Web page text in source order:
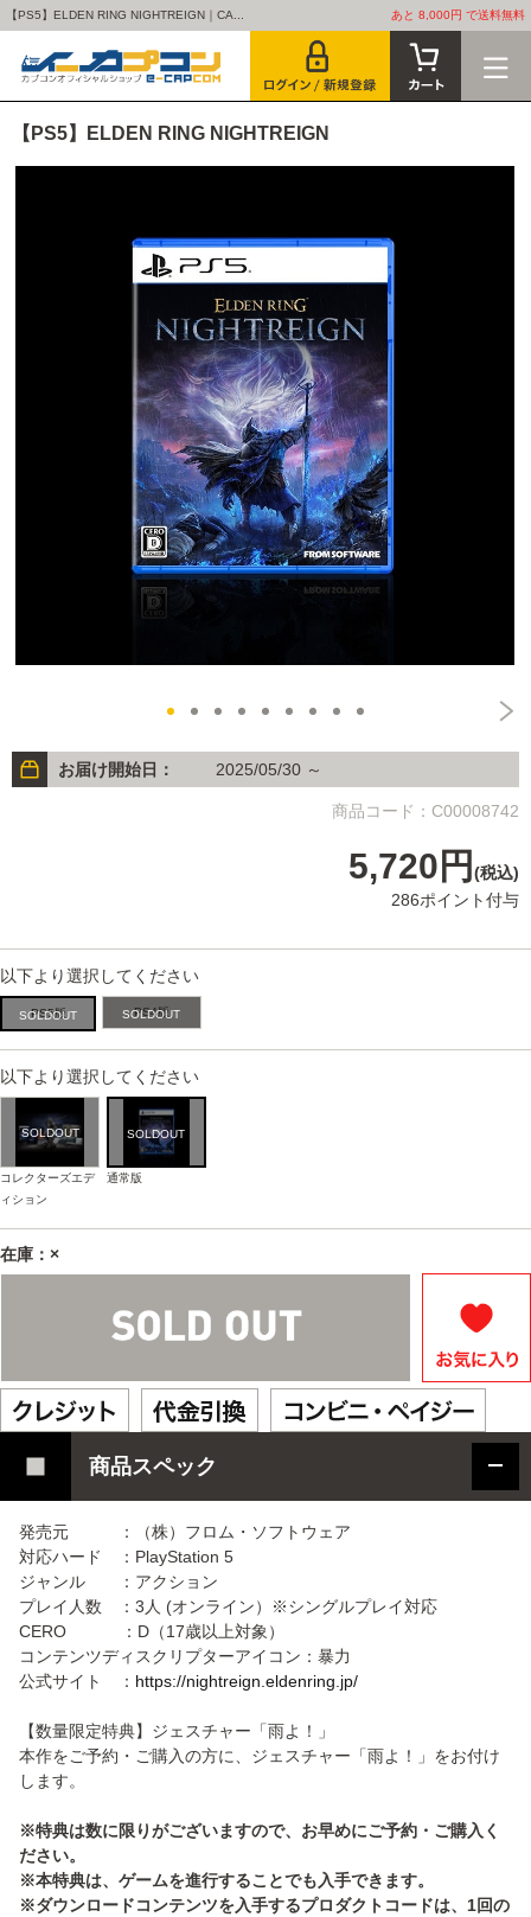
【PS5】ELDEN RING NIGHTREIGN｜CA... あと 8,000円 で送料無料
【PS5】ELDEN RING NIGHTREIGN
お届け開始日： 2025/05/30 ～
商品コード：C00008742
5,720円 (税込)
286ポイント付与
以下より選択してください
PS5版 PS4版
以下より選択してください
コレクターズエデ
ィション
通常版
在庫：×
商品スペック
発売元 ：（株）フロム・ソフトウェア
対応ハード ：PlayStation 5
ジャンル ：アクション
プレイ人数 ：3人 (オンライン）※シングルプレイ対応
CERO ：D（17歳以上対象）
コンテンツディスクリプターアイコン：暴力
公式サイト ： https://nightreign.eldenring.jp/
【数量限定特典】ジェスチャー「雨よ！」
本作をご予約・ご購入の方に、ジェスチャー「雨よ！」をお付け
します。
※特典は数に限りがございますので、お早めにご予約・ご購入く
ださい。
※本特典は、ゲームを進行することでも入手できます。
※ダウンロードコンテンツを入手するプロダクトコードは、1回の